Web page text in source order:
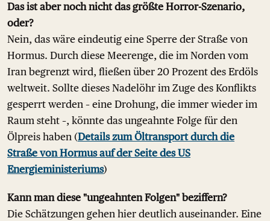
Das ist aber noch nicht das größte Horror-Szenario,
oder?
Nein, das wäre eindeutig eine Sperre der Straße von
Hormus. Durch diese Meerenge, die im Norden vom
Iran begrenzt wird, fließen über 20 Prozent des Erdöls
weltweit. Sollte dieses Nadelöhr im Zuge des Konflikts
gesperrt werden – eine Drohung, die immer wieder im
Raum steht –, könnte das ungeahnte Folge für den
Ölpreis haben (Details zum Öltransport durch die
Straße von Hormus auf der Seite des US
Energieministeriums)
Kann man diese "ungeahnten Folgen" beziffern?
Die Schätzungen gehen hier deutlich auseinander. Eine